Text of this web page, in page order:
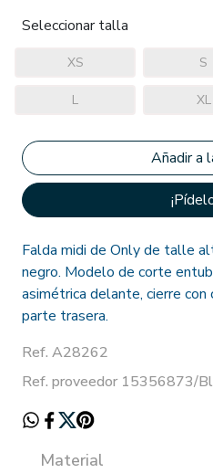
Seleccionar talla
XS S
L XL
Falda midi de Only de talle
negro. Modelo de corte
asimétrica delante, cierre
parte trasera.
Ref. A28262
Ref. proveedor 15356873/
Material